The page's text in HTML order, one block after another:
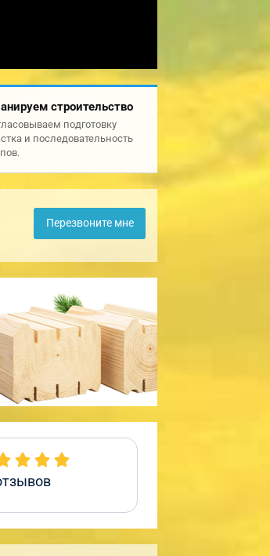
строительство
подготовку
и последовательность
Перезвоните мне